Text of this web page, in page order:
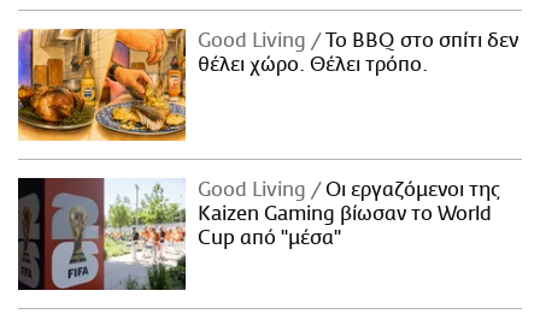
Good Living
Το BBQ στο σπίτι δεν
θέλει χώρο. Θέλει τρόπο.
Good Living
Οι εργαζόμενοι της
Kaizen Gaming βίωσαν το World
Cup από "μέσα"